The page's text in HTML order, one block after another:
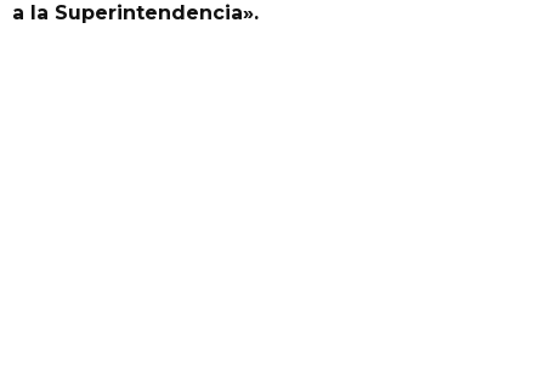
a la Superintendencia».